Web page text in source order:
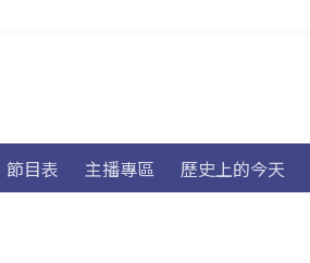
節目表 主播專區 歷史上的今天